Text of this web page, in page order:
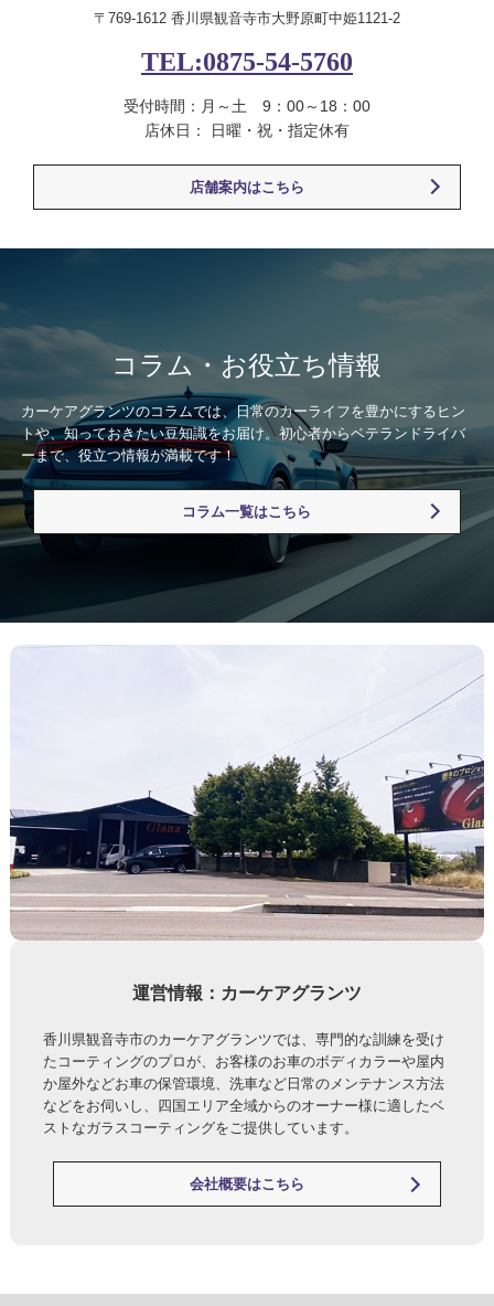
〒769-1612 香川県観音寺市大野原町中姫1121-2
TEL:0875-54-5760
受付時間：月～土 9：00～18：00
店休日： 日曜・祝・指定休有
店舗案内はこちら
コラム・お役立ち情報
カーケアグランツのコラムでは、日常のカーライフを豊かにするヒン
トや、知っておきたい豆知識をお届け。初心者からベテランドライバ
ーまで、役立つ情報が満載です！
コラム一覧はこちら
運営情報：カーケアグランツ
香川県観音寺市のカーケアグランツでは、専門的な訓練を受け
たコーティングのプロが、お客様のお車のボディカラーや屋内
か屋外などお車の保管環境、洗車など日常のメンテナンス方法
などをお伺いし、四国エリア全域からのオーナー様に適したベ
ストなガラスコーティングをご提供しています。
会社概要はこちら